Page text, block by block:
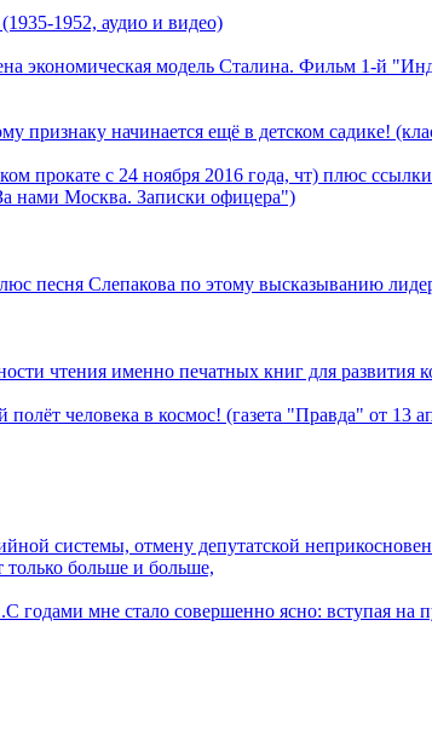
1952, аудио и видео)
экономическая модель Сталина. Фильм 1-й
начинается ещё в детском садике!
прокате с 24 ноября 2016 года, чт) плюс
нами Москва. Записки офицера")
песня Слепакова по этому высказыванию
чтения именно печатных книг для
человека в космос! (газета "Правда" от 13
системы, отмену депутатской
только больше и больше,
годами мне стало совершенно ясно: вступая